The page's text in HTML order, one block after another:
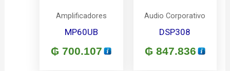
Amplificadores
MP60UB
₲ 700.107
Audio Corporativo
DSP308
₲ 847.836